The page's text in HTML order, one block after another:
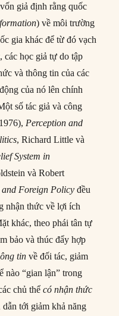
giả định rằng quốc
) về môi trường
gia khác để từ đó vạch
các học giả tự do tập
và thông tin của các
của nó lên chính
số tác giả và công
Perception and
, Richard Little và
System in
và Robert
and Foreign Policy đều
nhận thức về lợi ích
khác, theo phái tân tự
bảo và thúc đẩy hợp
tin về đối tác, giảm
nào “gian lận” trong
chủ thểcó nhận thức
tới giảm khả năng